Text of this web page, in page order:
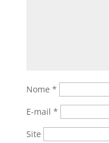
Nome *
E-mail *
Site